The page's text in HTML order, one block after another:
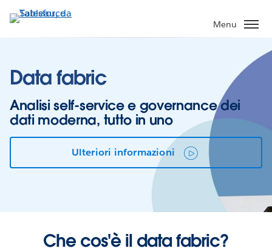
Passa
Menu
Data fabric
Analisi self-service e governance dei
dati moderna, tutto in uno
Ulteriori informazioni
Che cos'è il data fabric?